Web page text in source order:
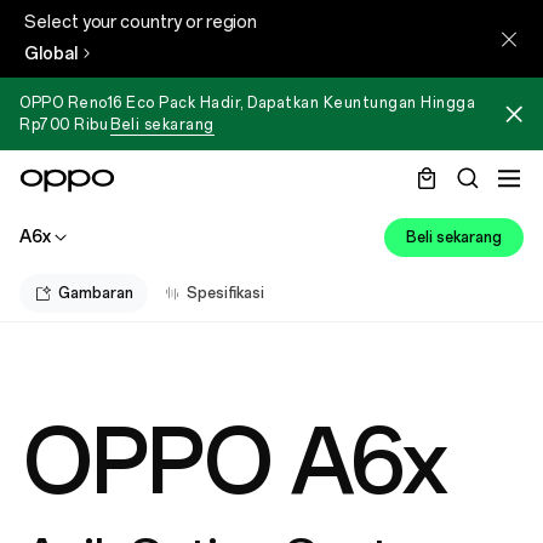
Select your country or region
Global
OPPO Reno16 Eco Pack Hadir, Dapatkan Keuntungan Hingga
Rp700 Ribu Beli sekarang
A6x Beli sekarang
Gambaran Spesifikasi
OPPO A6x